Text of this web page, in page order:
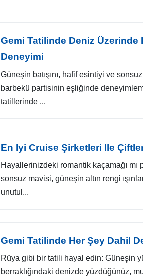
Gemi Tatilinde Deniz Üzerinde
Deneyimi
Güneşin batışını, hafif esintiyi ve
barbekü partisinin eşliğinde
tatillerinde ...
En Iyi Cruise Şirketleri Ile
Hayallerinizdeki romantik kaçamağı mı
sonsuz mavisi, güneşin altın rengi
unutul...
Gemi Tatilinde Her Şey Dahil
Rüya gibi bir tatili hayal edin: Güneşin
berraklığındaki denizde yüzdüğünüz,